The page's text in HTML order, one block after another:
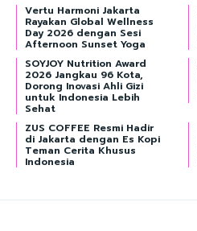
Vertu Harmoni Jakarta
Rayakan Global Wellness
Day 2026 dengan Sesi
Afternoon Sunset Yoga
SOYJOY Nutrition Award
2026 Jangkau 96 Kota,
Dorong Inovasi Ahli Gizi
untuk Indonesia Lebih
Sehat
ZUS COFFEE Resmi Hadir
di Jakarta dengan Es Kopi
Teman Cerita Khusus
Indonesia